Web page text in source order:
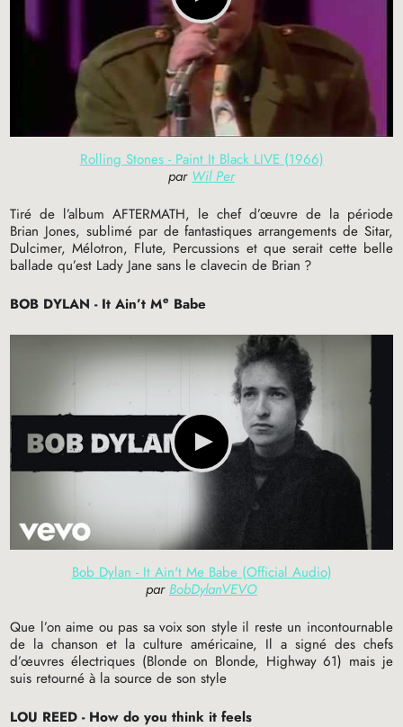
Rolling Stones - Paint It Black LIVE (1966)
par Wil Per
Tiré de l’albumAFTERMATH, le chef d’œuvre de la période
Brian Jones, sublimé par de fantastiques arrangements de Sitar,
Dulcimer, Mélotron, Flute, Percussions et que serait cette belle
ballade qu’est Lady Jane sans le clavecin de Brian ?
BOB DYLAN - It Ain’t Me Babe
Bob Dylan - It Ain't Me Babe (Official Audio)
parBobDylanVEVO
Que l’on aime ou pas sa voix son style il reste un incontournable
de la chanson et la culture américaine, Il a signé des chefs
d’œuvres électriques (Blonde on Blonde, Highway 61) mais je
suis retourné à la source de son style
LOU REED - How do you think it feels